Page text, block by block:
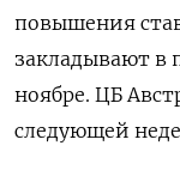
повышения
закладывают в
ноябре. ЦБ
следующей